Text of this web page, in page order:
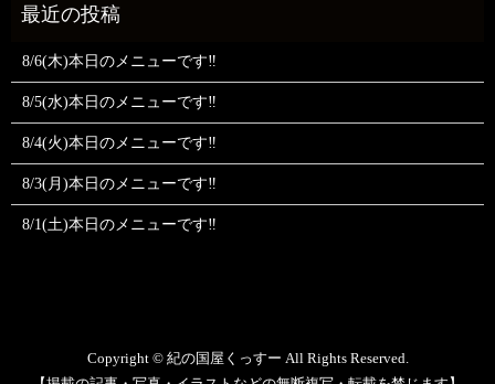
8/6(木)本日のメニューです‼️
8/5(水)本日のメニューです‼️
8/4(火)本日のメニューです‼️
8/3(月)本日のメニューです‼️
8/1(土)本日のメニューです‼️
Copyright © 紀の国屋くっすー All Rights Reserved.